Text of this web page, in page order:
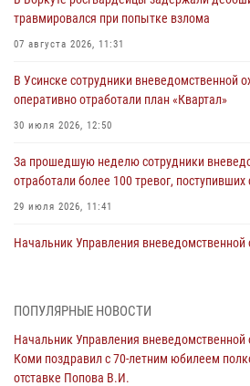
травмировался при попытке взлома
07 августа 2026, 11:31
В Усинске сотрудники вневедомственной
оперативно отработали план «Квартал»
30 июля 2026, 12:50
За прошедшую неделю сотрудники
отработали более 100 тревог,
29 июля 2026, 11:41
Начальник Управления вневедомственной
20 июля 2026, 15:24 1
В Коми росгвардейцы обеспечивали
фестиваля воздухоплавания «ЖИВОЙ
ПОПУЛЯРНЫЕ НОВОСТИ
Начальник Управления вневедомственной
Коми поздравил с 70-летним юбилеем
отставке Попова В.И.